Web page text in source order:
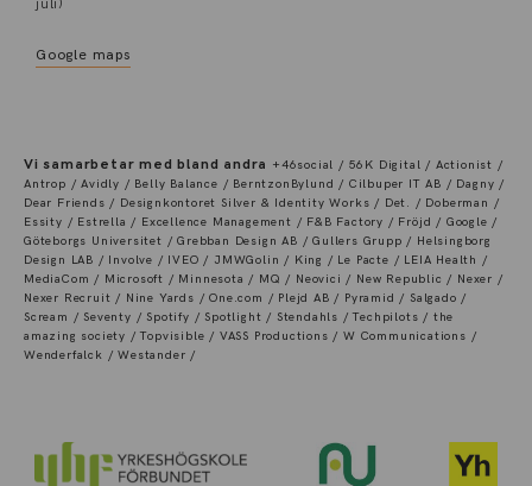
juli)
Google maps
Vi samarbetar med bland andra +46social / 56K Digital / Actionist /
Antrop / Avidly / Belly Balance / BerntzonBylund / Cilbuper IT AB / Dagny /
Dear Friends / Designkontoret Silver & Identity Works / Det. / Doberman /
Essity / Estrella / Excellence Management / F&B Factory / Fröjd / Google /
Göteborgs Universitet / Grebban Design AB / Gullers Grupp / Helsingborg
Design LAB / Involve / IVEO / JMWGolin / King / Le Pacte / LEIA Health /
MediaCom / Microsoft / Minnesota / MQ / Neovici / New Republic / Nexer /
Nexer Recruit / Nine Yards / One.com / Plejd AB / Pyramid / Salgado /
Scream / Seventy / Spotify / Spotlight / Stendahls / Techpilots / the
amazing society / Topvisible / VASS Productions / W Communications /
Wenderfalck / Westander /